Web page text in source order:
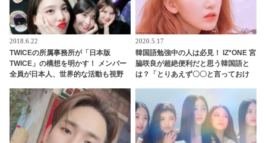
2018.6.22
TWICEの所属事務所が「日本版
TWICE」の構想を明かす！ メンバー
全員が日本人、世界的な活動も視野
2020.5.17
韓国語勉強中の人は必見！ IZ*ONE 宮
脇咲良が超絶便利だと思う韓国語と
は？「とりあえず〇〇と言っておけ